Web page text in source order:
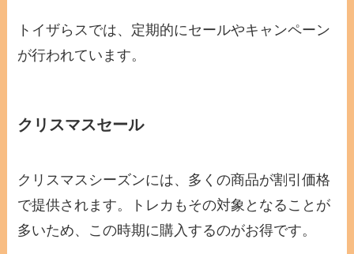
トイザらスでは、定期的にセールやキャンペーン
が行われています。
クリスマスセール
クリスマスシーズンには、多くの商品が割引価格
で提供されます。トレカもその対象となることが
多いため、この時期に購入するのがお得です。